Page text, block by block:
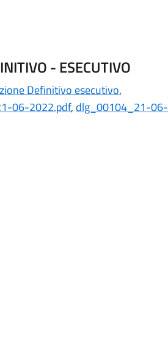
- ESECUTIVO
Definitivo esecutivo,
06-2022.pdf, dlg_00104_21-06-